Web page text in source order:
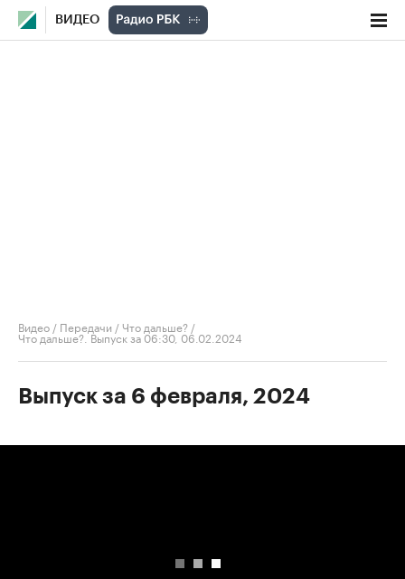
ВИДЕО
Видео / Передачи /Что дальше? /
Что дальше?. Выпуск за 06:30, 06.02.2024
Выпуск за 6 февраля, 2024